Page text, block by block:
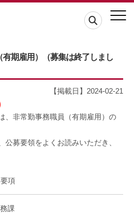
期雇用）（募集は終了しまし
【掲載日】2024-02-21
、非常勤事務職員（有期雇用）の
公募要領をよくお読みいただき、
項
課